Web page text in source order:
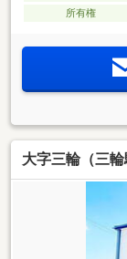
所有権
大字三輪（三